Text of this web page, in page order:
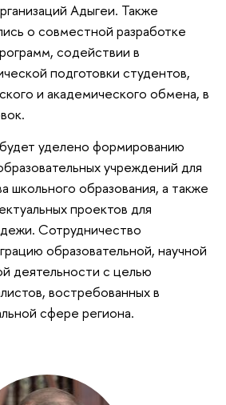
Адыгеи. Также
о совместной разработке
содействии в
подготовки студентов,
и академического обмена, в
уделено формированию
учреждений для
школьного образования, а также
проектов для
Сотрудничество
образовательной, научной
деятельности с целью
востребованных в
сфере региона.